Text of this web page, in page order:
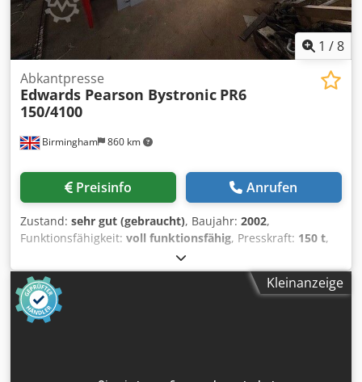
1 /8
Birmingham 860 km
Abkantpresse
Edwards Pearson Bystronic PR6
150/4100
Preisinfo Anrufen
Zustand: sehr gut (gebraucht), Baujahr: 2002,
Funktionsfähigkeit: voll funktionsfähig, Presskraft: 150 t,
, Arbeitsbereich:
Gebrauchte, hochwertige und hochpräzise Edwards
Pearson PR6 150/4100 CNC-Abkantpresse zu verkaufen
Neu / Baujahr 2002 Gesamtachsen: 6 Achsen, komplett mit
Bombierung Kapazität: 4,1 m x 150 t / 4100 mm x 150 t
Kleinanzeige